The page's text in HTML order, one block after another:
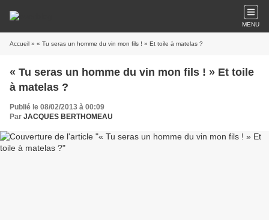
MENU
Accueil » « Tu seras un homme du vin mon fils ! » Et toile à matelas ?
« Tu seras un homme du vin mon fils ! » Et toile
à matelas ?
Publié le 08/02/2013 à 00:09
Par JACQUES BERTHOMEAU